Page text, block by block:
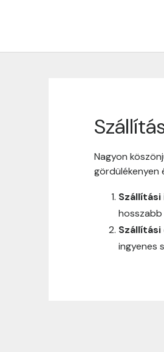
Nagyon
gördülékenyen
Szállítási
Szállítási
ingyenes